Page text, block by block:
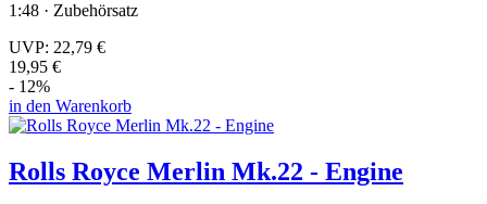
1:48 · Zubehörsatz
UVP: 22,79 €
19,95 €
- 12%
in den Warenkorb
Rolls Royce Merlin Mk.22 - Engine